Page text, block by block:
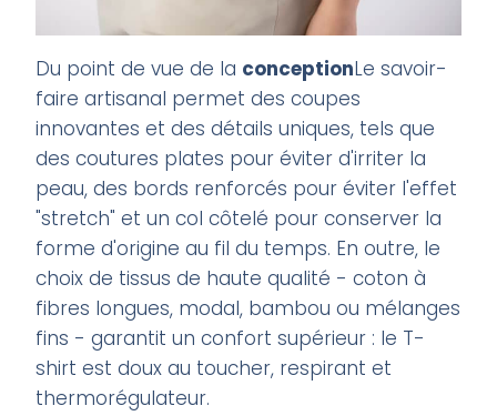
Du point de vue de la conceptionLe savoir-
faire artisanal permet des coupes
innovantes et des détails uniques, tels que
des coutures plates pour éviter d'irriter la
peau, des bords renforcés pour éviter l'effet
"stretch" et un col côtelé pour conserver la
forme d'origine au fil du temps. En outre, le
choix de tissus de haute qualité - coton à
fibres longues, modal, bambou ou mélanges
fins - garantit un confort supérieur : le T-
shirt est doux au toucher, respirant et
thermorégulateur.